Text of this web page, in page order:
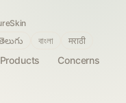
Products
Concerns
বাংলা मराठी